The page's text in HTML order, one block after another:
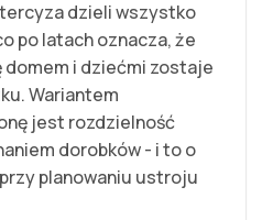
dzieli wszystko
po latach oznacza, że
i dziećmi zostaje
Wariantem
jest rozdzielność
dorobków - i to o
planowaniu ustroju